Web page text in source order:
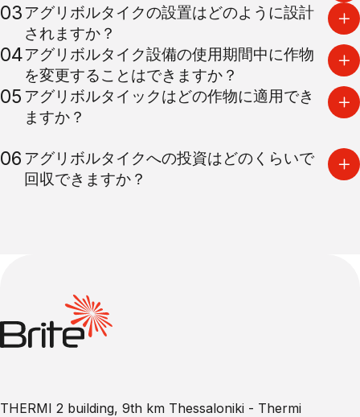
03 アグリボルタイクの設置はどのように設計
されますか？
04アグリボルタイク設備の使用期間中に作物
を変更することはできますか？
05 アグリボルタイックはどの作物に適用でき
ますか？
06 アグリボルタイクへの投資はどのくらいで
回収できますか？
THERMI 2 building, 9th km Thessaloniki - Thermi